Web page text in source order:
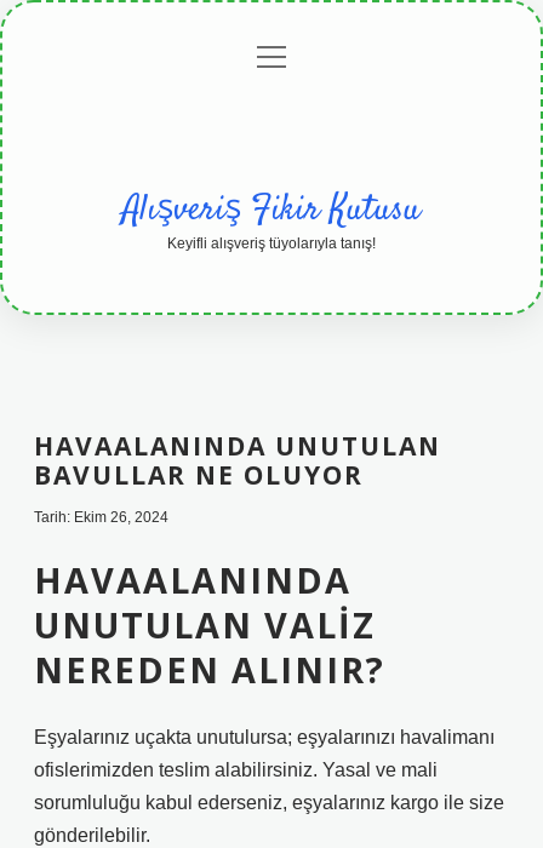
Gizlilikmenüyü
Alışveriş Fikir Kutusu
Keyifli alışveriş tüyolarıyla tanış!
HAVAALANINDA UNUTULAN
BAVULLAR NE OLUYOR
Tarih: Ekim 26, 2024
HAVAALANINDA
UNUTULAN VALIZ
NEREDEN ALINIR?
Eşyalarınız uçakta unutulursa; eşyalarınızı havalimanı
ofislerimizden teslim alabilirsiniz. Yasal ve mali
sorumluluğu kabul ederseniz, eşyalarınız kargo ile size
gönderilebilir.